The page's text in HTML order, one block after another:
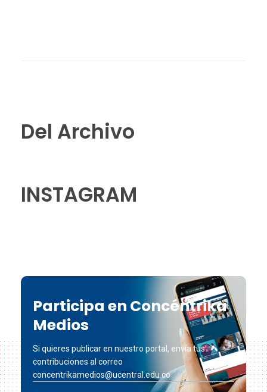
Del Archivo
INSTAGRAM
Participa en Concéntrika
Medios
Si quieres publicar en nuestro portal, envía tus
contribuciones al correo
concentrikamedios@ucentral.edu.co